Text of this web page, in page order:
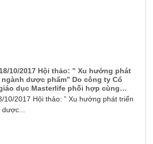
10/2017 Hội thảo: ” Xu hướng phát
dược phẩm” Do công ty Cổ
dục Masterlife phối hợp cùng
dược phẩm Traphaco tổ chức tại
Hotel Thành phố Tuy Hoà Tỉnh
10/2017 Hội thảo: ” Xu hướng phát triển